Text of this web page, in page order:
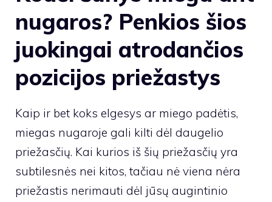
nugaros? Penkios šios
juokingai atrodančios
pozicijos priežastys
Kaip ir bet koks elgesys ar miego padėtis,
miegas nugaroje gali kilti dėl daugelio
priežasčių. Kai kurios iš šių priežasčių yra
subtilesnės nei kitos, tačiau nė viena nėra
priežastis nerimauti dėl jūsų augintinio